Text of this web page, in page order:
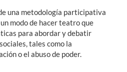
una metodología participativa
modo de hacer teatro que
para abordar y debatir
tales como la
o el abuso de poder.